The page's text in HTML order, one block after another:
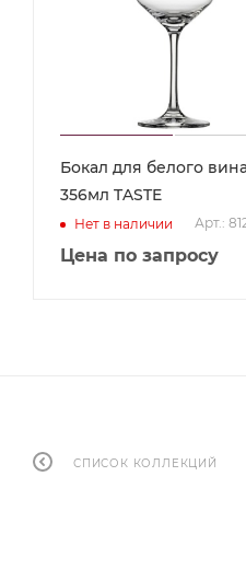
Бокал для белого вина
356мл TASTE
Нет в наличии Арт.:
Цена по запросу
СПИСОК КОЛЛЕКЦИЙ